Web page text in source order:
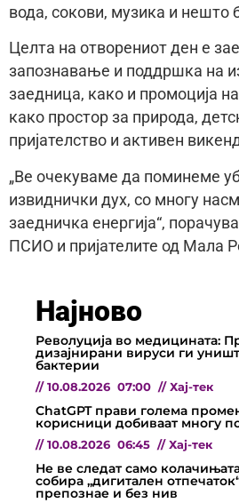
вода, сокови, музика и нешто
Целта на отворениот ден е
запознавање и поддршка на
заедница, како и промоција
како простор за природа,
пријателство и активен
„Ве очекуваме да поминеме
извиднички дух, со многу
заедничка енергија“,
ПСИО и пријателите од Мала
Најново
Револуција во медицината:
дизајнирани вируси ги
бактерии
// 10.08.2026 07:00 // Хај-тек
ChatGPT прави голема
корисници добиваат многу
// 10.08.2026 06:45 // Хај-тек
Не ве следат само
собира „дигитален
препознае и без нив